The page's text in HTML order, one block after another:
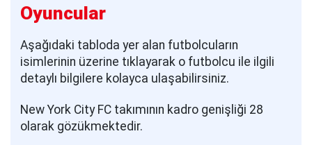
Oyuncular
Aşağıdaki tabloda yer alan futbolcuların
isimlerinin üzerine tıklayarak o futbolcu ile ilgili
detaylı bilgilere kolayca ulaşabilirsiniz.
New York City FC takımının kadro genişliği 28
olarak gözükmektedir.